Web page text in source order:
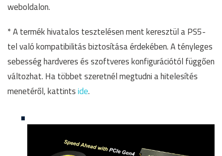
weboldalon.
* A termék hivatalos tesztelésen ment keresztül a PS5-
tel való kompatibilitás biztosítása érdekében. A tényleges
sebesség hardveres és szoftveres konfigurációtól függően
változhat. Ha többet szeretnél megtudni a hitelesítés
menetéről, kattintside.